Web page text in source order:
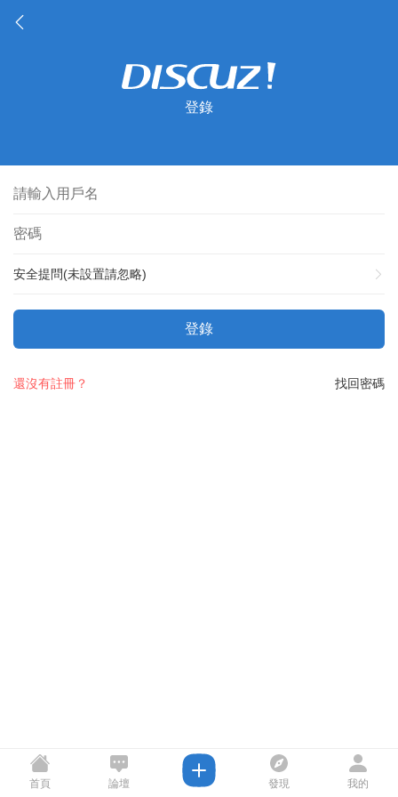
登錄
安全提問(未設置請忽略)
登錄
找回密碼
還沒有註冊？
首頁 論壇 發現 我的